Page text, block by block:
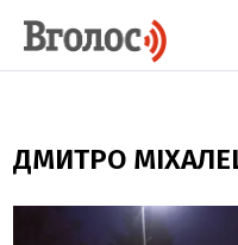
ДМИТРО